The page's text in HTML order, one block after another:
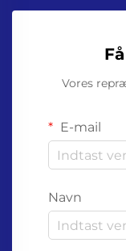
Vores
E-mail
Navn